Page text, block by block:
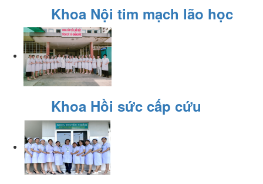
Khoa Nội tim mạch lão học
Khoa Hồi sức cấp cứu